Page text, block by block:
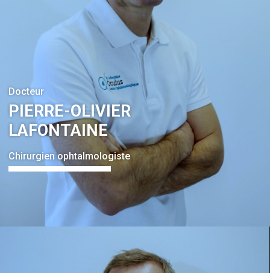
Docteur
PIERRE-OLIVIER
LAFONTAINE
Chirurgien ophtalmologiste